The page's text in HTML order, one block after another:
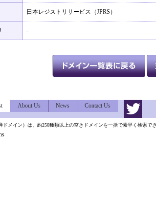
日本レジストリサービス（JPRS）
-
About Us News Contact Us
ドメイン）は、約250種類以上の空きドメインを一括で素早く検索で